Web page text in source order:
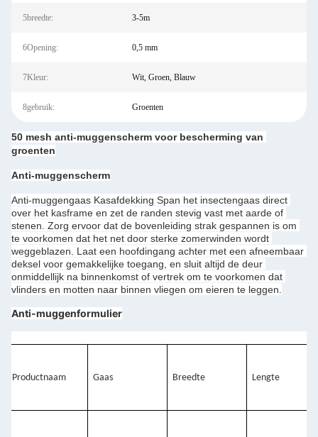
5breedte: 3-5m
6Opening: 0,5 mm
7Kleur: Wit, Groen, Blauw
8gebruik: Groenten
50 mesh anti-muggenscherm voor bescherming van
groenten
Anti-muggenscherm
Anti-muggengaas Kasafdekking Span het insectengaas direct
over het kasframe en zet de randen stevig vast met aarde of
stenen. Zorg ervoor dat de bovenleiding strak gespannen is om
te voorkomen dat het net door sterke zomerwinden wordt
weggeblazen. Laat een hoofdingang achter met een afneembaar
deksel voor gemakkelijke toegang, en sluit altijd de deur
onmiddellijk na binnenkomst of vertrek om te voorkomen dat
vlinders en motten naar binnen vliegen om eieren te leggen.
Anti-muggenformulier
Productnaam Gaas Breedte Lengte